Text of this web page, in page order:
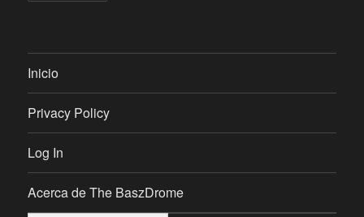
Inicio
Privacy Policy
Log In
Acerca de The BaszDrome